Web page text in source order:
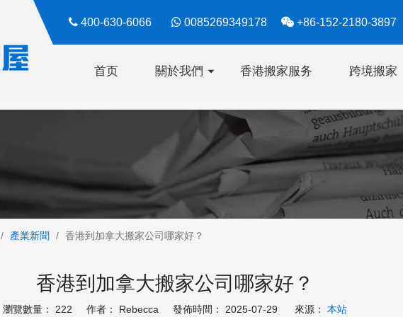
 400-630-6066  0085269349178  +86-152-2180-3897
首页 關於我們 香港搬家服务 跨境搬家
/ 產業新聞 / 香港到加拿大搬家公司哪家好？
香港到加拿大搬家公司哪家好？
瀏覽數量： 222 作者： Rebecca 發佈時間： 2025-07-29 來源： 本站